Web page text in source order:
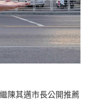
陳其邁市長公開推薦